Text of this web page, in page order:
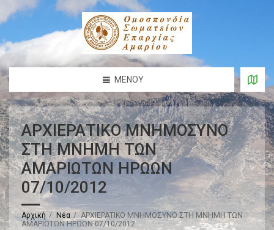
ΜΕΝΟΎ
ΑΡΧΙΕΡΑΤΙΚΟ ΜΝΗΜΟΣΥΝΟ
ΣΤΗ ΜΝΗΜΗ ΤΩΝ
ΑΜΑΡΙΩΤΩΝ ΗΡΩΩΝ
07/10/2012
Αρχική Νέα
ΑΡΧΙΕΡΑΤΙΚΟ ΜΝΗΜΟΣΥΝΟ ΣΤΗ ΜΝΗΜΗ ΤΩΝ
ΑΜΑΡΙΩΤΩΝ ΗΡΩΩΝ 07/10/2012